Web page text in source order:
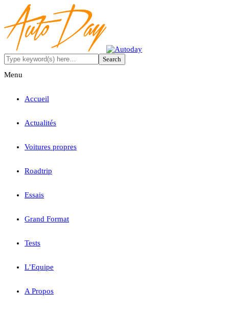
Menu
Accueil
Actualités
Voitures propres
Roadtrip
Essais
Grand Format
Tests
L’Equipe
A Propos